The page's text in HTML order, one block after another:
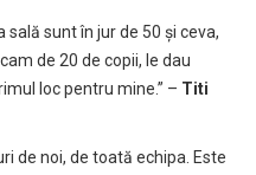
sală sunt în jur de 50 și ceva,
de 20 de copii, le dau
loc pentru mine.” – Titi
de noi, de toată echipa. Este